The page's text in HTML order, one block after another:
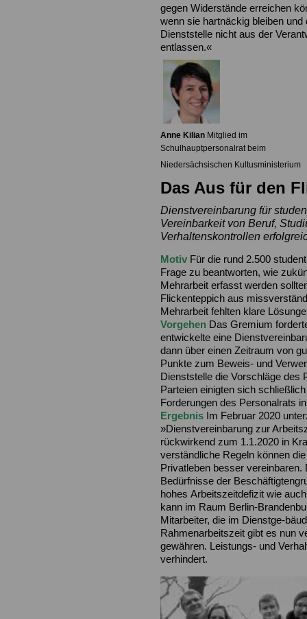
gegen Widerstände erreichen
wenn sie hartnäckig bleiben und
Dienststelle nicht aus der
entlassen.«
Anne Kilian Mitglied im
Schulhauptpersonalrat beim
Niedersächsischen Kultusministerium
Das Aus für den
Dienstvereinbarung für
Vereinbarkeit von Beruf,
Verhaltenskontrollen
Motiv Für die rund 2.500
Frage zu beantworten, wie
Mehrarbeit erfasst werden
Flickenteppich aus
Mehrarbeit fehlten klare
Vorgehen Das Gremium
entwickelte eine
dann über einen Zeitraum von
Punkte zum Beweis- und
Dienststelle die Vorschläge des
Parteien einigten sich
Forderungen des Personalrats
Ergebnis Im Februar 2020
»Dienstvereinbarung zur
rückwirkend zum 1.1.2020 in
verständliche Regeln können
Privatleben besser
Bedürfnisse der
hohes Arbeitszeitdefizit wie
kann im Raum Berlin-
Mitarbeiter, die im Dienstge-
Rahmenarbeitszeit gibt es nun
gewähren. Leistungs- und
verhindert.